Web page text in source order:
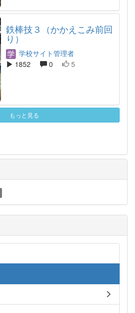
鉄棒技３（かかえこみ前回
り）
学校サイト管理者
1852
0 5
もっと見る